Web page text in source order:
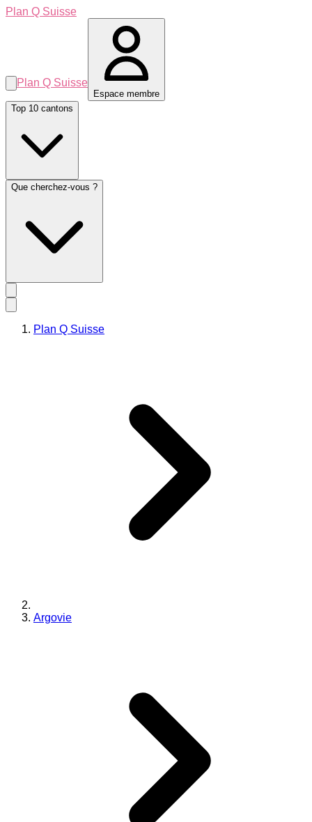
Plan Q Suisse
Plan Q Suisse
Espace membre
Top 10 cantons
Que cherchez-vous ?
Plan Q Suisse
Argovie